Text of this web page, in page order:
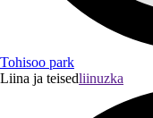
Tohisoo park
Liina ja teisedliinuzka